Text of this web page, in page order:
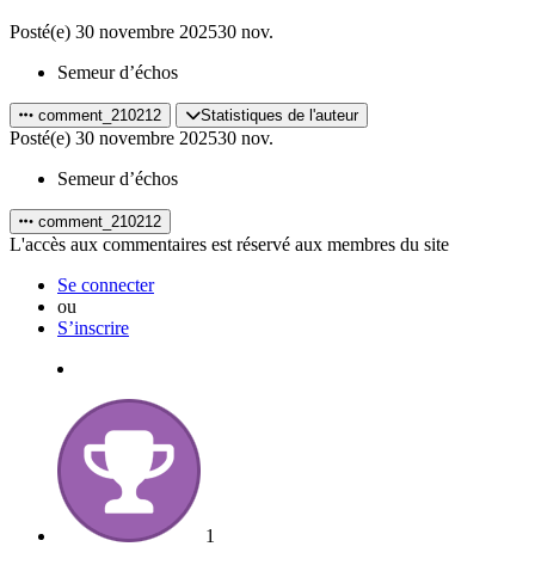
Posté(e) 30 novembre 202530 nov.
Semeur d’échos
comment_210212 Statistiques de l'auteur
Posté(e) 30 novembre 202530 nov.
Semeur d’échos
comment_210212
L'accès aux commentaires est réservé aux membres du site
Se connecter
ou
S’inscrire
1